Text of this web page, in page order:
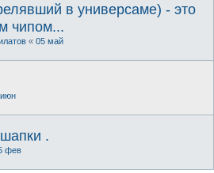
в универсаме) - это
чипом...
« 05 май
.
фев